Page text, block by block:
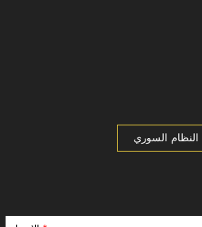
النظام السوري